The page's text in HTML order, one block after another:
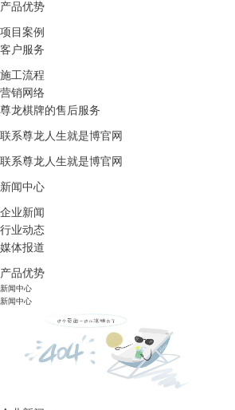
产品优势
项目案例
客户服务
施工流程
营销网络
尊龙棋牌的售后服务
联系尊龙人生就是博官网
联系尊龙人生就是博官网
新闻中心
企业新闻
行业动态
媒体报道
产品优势
新闻中心
新闻中心